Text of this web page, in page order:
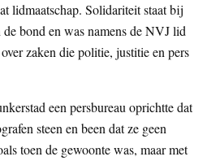
lidmaatschap. Solidariteit staat bij
bond en was namens de NVJ lid
zaken die politie, justitie en pers
een persbureau oprichtte dat
steen en been dat ze geen
toen de gewoonte was, maar met